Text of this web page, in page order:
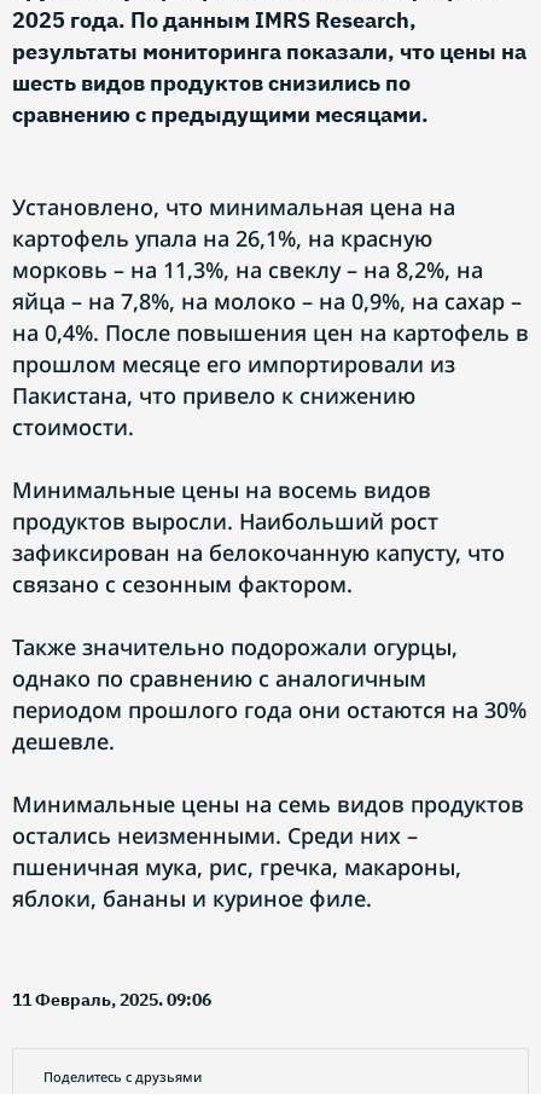
2025 года. По данным IMRS Research,
результаты мониторинга показали, что цены на
шесть видов продуктов снизились по
сравнению с предыдущими месяцами.
Установлено, что минимальная цена на
картофель упала на 26,1%, на красную
морковь – на 11,3%, на свеклу – на 8,2%, на
яйца – на 7,8%, на молоко – на 0,9%, на сахар –
на 0,4%. После повышения цен на картофель в
прошлом месяце его импортировали из
Пакистана, что привело к снижению
стоимости.
Минимальные цены на восемь видов
продуктов выросли. Наибольший рост
зафиксирован на белокочанную капусту, что
связано с сезонным фактором.
Также значительно подорожали огурцы,
однако по сравнению с аналогичным
периодом прошлого года они остаются на 30%
дешевле.
Минимальные цены на семь видов продуктов
остались неизменными. Среди них –
пшеничная мука, рис, гречка, макароны,
яблоки, бананы и куриное филе.
11 Февраль, 2025. 09:06
Поделитесь с друзьями